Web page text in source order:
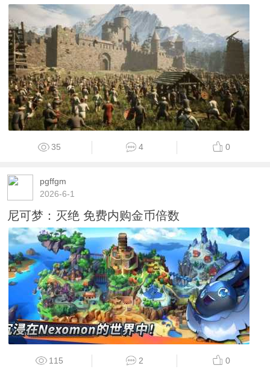
35 4 0
pgffgm
2026-6-1
尼可梦：灭绝 免费内购金币倍数
115 2 0